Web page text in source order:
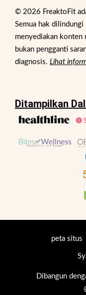
© 2026 FreaktoFit
Semua hak
menyediakan konten
bukan pengganti
diagnosis. Lihat
Ditampilkan
peta situs
Dibangun